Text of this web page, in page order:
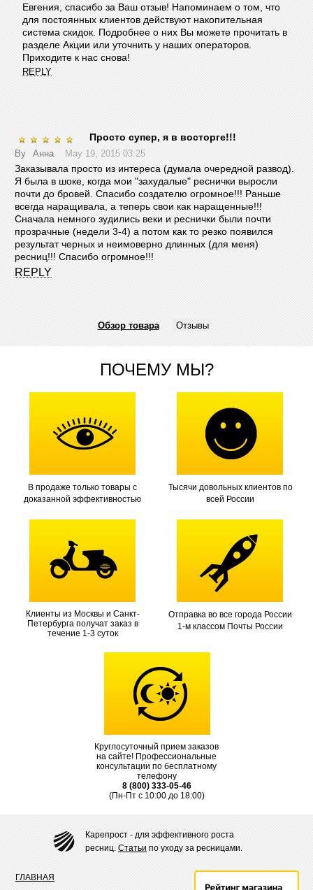
Евгения, спасибо за Ваш отзыв! Напоминаем о том, что
для постоянных клиентов действуют накопительная
система скидок. Подробнее о них Вы можете прочитать в
разделе Акции или уточнить у наших операторов.
Приходите к нас снова!
REPLY
Просто супер, я в восторге!!!
By Анна May 19, 2015 03:25
Заказывала просто из интереса (думала очередной развод).
Я была в шоке, когда мои "захудалые" реснички выросли
почти до бровей. Спасибо создателю огромное!!! Раньше
всегда наращивала, а теперь свои как наращенные!!!
Сначала немного зудились веки и реснички были почти
прозрачные (недели 3-4) а потом как то резко появился
результат черных и неимоверно длинных (для меня)
ресниц!!! Спасибо огромное!!!
REPLY
Обзор товара Отзывы
ПОЧЕМУ МЫ?
В продаже только товары с
доказанной эффективностью
Тысячи довольных клиентов по
всей России
Клиенты из Москвы и Санкт-
Петербурга получат заказ в
течение 1-3 суток
Отправка во все города России
1-м классом Почты России
Круглосуточный прием заказов
на сайте! Профессиональные
консультации по бесплатному
телефону
8 (800) 333-05-46
(Пн-Пт с 10:00 до 18:00)
Карепрост - для эффективного роста
ресниц. Статьи по уходу за ресницами.
ГЛАВНАЯ